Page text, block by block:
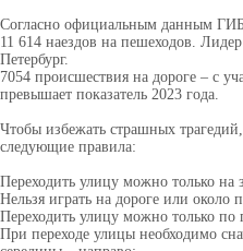
Согласно официальным данным
11 614 наездов на пешеходов.
Петербург.
7054 происшествия на дороге – с
превышает показатель 2023 года.
Чтобы избежать страшных
следующие правила:
Переходить улицу можно только на
Нельзя играть на дороге или около
Переходить улицу можно только по
При переходе улицы необходимо